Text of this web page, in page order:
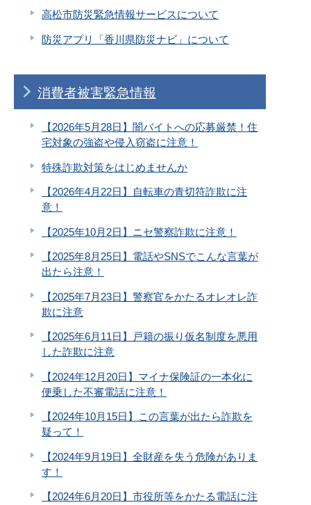
高松市防災緊急情報サービスについて
防災アプリ「香川県防災ナビ」について
消費者被害緊急情報
【2026年5月28日】闇バイトへの応募厳禁！住
宅対象の強盗や侵入窃盗に注意！
特殊詐欺対策をはじめませんか
【2026年4月22日】自転車の青切符詐欺に注
意！
【2025年10月2日】ニセ警察詐欺に注意！
【2025年8月25日】電話やSNSでこんな言葉が
出たら注意！
【2025年7月23日】警察官をかたるオレオレ詐
欺に注意
【2025年6月11日】戸籍の振り仮名制度を悪用
した詐欺に注意
【2024年12月20日】マイナ保険証の一本化に
便乗した不審電話に注意！
【2024年10月15日】この言葉が出たら詐欺を
疑って！
【2024年9月19日】全財産を失う危険がありま
す！
【2024年6月20日】市役所等をかたる電話に注